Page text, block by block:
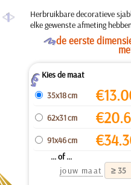
a
Herbruikbare decoratieve
elke gewenste afmeting
Ode eerste
ZKies de maat
35x18 cm
€
62x31 cm €
91x46 cm €
... of ...
jouw maat